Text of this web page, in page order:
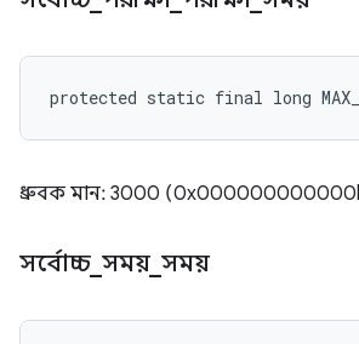
protected static final long
ধ্রুবক মান: 3000
সর্বোচ্চ_ সময়_ সময়